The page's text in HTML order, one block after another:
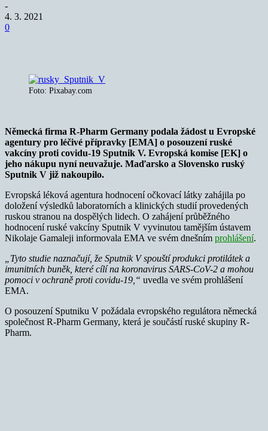
-
4. 3. 2021
0
Foto: Pixabay.com
Německá firma R-Pharm Germany podala žádost u Evropské
agentury pro léčivé přípravky [EMA] o posouzení ruské
vakcíny proti covidu-19 Sputnik V. Evropská komise [EK] o
jeho nákupu nyní neuvažuje. Maďarsko a Slovensko ruský
Sputnik V již nakoupilo.
Evropská léková agentura hodnocení očkovací látky zahájila po
doložení výsledků laboratorních a klinických studií provedených
ruskou stranou na dospělých lidech. O zahájení průběžného
hodnocení ruské vakcíny Sputnik V vyvinutou tamějším ústavem
Nikolaje Gamaleji informovala EMA ve svém dnešním prohlášení.
„Tyto studie naznačují, že Sputnik V spouští produkci protilátek a
imunitních buněk, které cílí na koronavirus SARS-CoV-2 a mohou
pomoci v ochraně proti covidu-19,“ uvedla ve svém prohlášení
EMA.
O posouzení Sputniku V požádala evropského regulátora německá
společnost R-Pharm Germany, která je součástí ruské skupiny R-
Pharm.